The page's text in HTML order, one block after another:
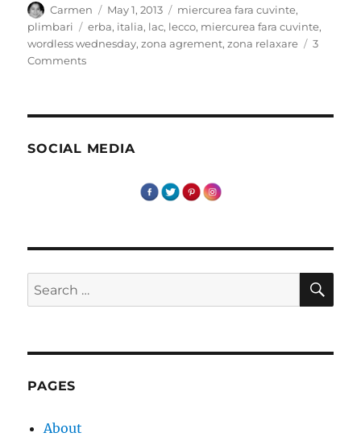
Author
Carmen
Posted
on
May 1, 2013 Categories
miercurea fara cuvinte,
plimbari
Tags
erba, italia, lac, lecco, miercurea fara cuvinte,
wordless wednesday,zona agrement,zona relaxare
3
Commentson
Un
SOCIAL MEDIA
Search
for:
PAGES
About